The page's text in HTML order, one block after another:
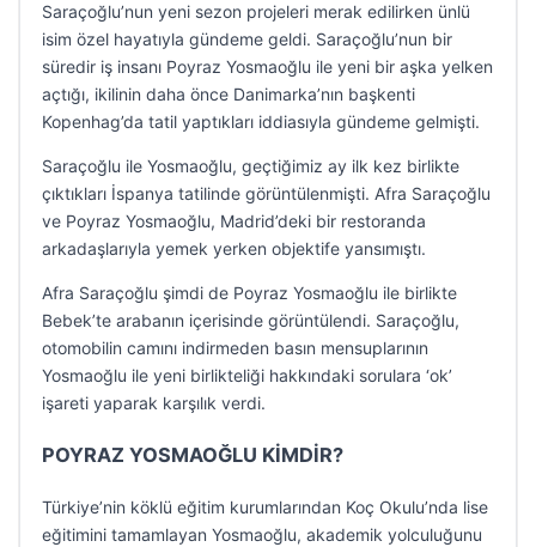
Saraçoğlu’nun yeni sezon projeleri merak edilirken ünlü
isim özel hayatıyla gündeme geldi. Saraçoğlu’nun bir
süredir iş insanı Poyraz Yosmaoğlu ile yeni bir aşka yelken
açtığı, ikilinin daha önce Danimarka’nın başkenti
Kopenhag’da tatil yaptıkları iddiasıyla gündeme gelmişti.
Saraçoğlu ile Yosmaoğlu, geçtiğimiz ay ilk kez birlikte
çıktıkları İspanya tatilinde görüntülenmişti. Afra Saraçoğlu
ve Poyraz Yosmaoğlu, Madrid’deki bir restoranda
arkadaşlarıyla yemek yerken objektife yansımıştı.
Afra Saraçoğlu şimdi de Poyraz Yosmaoğlu ile birlikte
Bebek’te arabanın içerisinde görüntülendi. Saraçoğlu,
otomobilin camını indirmeden basın mensuplarının
Yosmaoğlu ile yeni birlikteliği hakkındaki sorulara ‘ok’
işareti yaparak karşılık verdi.
POYRAZ YOSMAOĞLU KİMDİR?
Türkiye’nin köklü eğitim kurumlarından Koç Okulu’nda lise
eğitimini tamamlayan Yosmaoğlu, akademik yolculuğunu